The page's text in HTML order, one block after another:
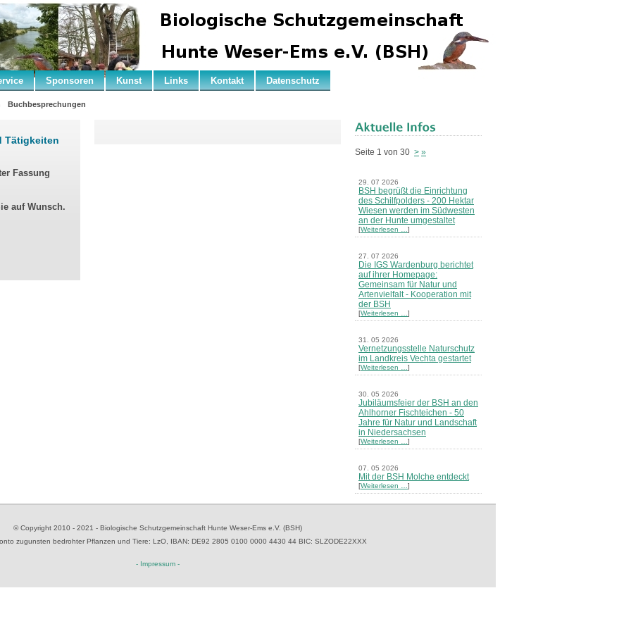
Sponsoren Kunst Links Kontakt Datenschutz
Buchbesprechungen
Tätigkeiten
Fassung
auf Wunsch.
Seite 1 von 30 > »
29. 07 2026
BSH begrüßt die Einrichtung
des Schilfpolders - 200 Hektar
Wiesen werden im Südwesten
an der Hunte umgestaltet
[Weiterlesen … ]
27. 07 2026
Die IGS Wardenburg berichtet
auf ihrer Homepage:
Gemeinsam für Natur und
Artenvielfalt - Kooperation mit
der BSH
[Weiterlesen … ]
31. 05 2026
Vernetzungsstelle Naturschutz
im Landkreis Vechta gestartet
[Weiterlesen … ]
30. 05 2026
Jubiläumsfeier der BSH an den
Ahlhorner Fischteichen - 50
Jahre für Natur und Landschaft
in Niedersachsen
[Weiterlesen … ]
07. 05 2026
Mit der BSH Molche entdeckt
[Weiterlesen … ]
[Weiterlesen …
© Copyright 2010 - 2021 - Biologische Schutzgemeinschaft Hunte Weser-Ems e.V. (BSH)
zugunsten bedrohter Pflanzen und Tiere: LzO, IBAN: DE92 2805 0100 0000 4430 44 BIC: SLZODE22XXX
- Impressum -